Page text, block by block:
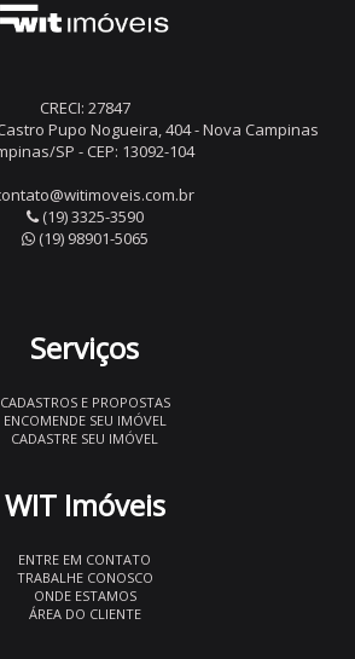
CRECI: 27847
Pupo Nogueira, 404 - Nova Campinas
SP - CEP: 13092-104
(19) 3325-3590
(19) 98901-5065
Serviços
CADASTROS E PROPOSTAS
ENCOMENDE SEU IMÓVEL
CADASTRE SEU IMÓVEL
WIT Imóveis
ENTRE EM CONTATO
TRABALHE CONOSCO
ONDE ESTAMOS
ÁREA DO CLIENTE